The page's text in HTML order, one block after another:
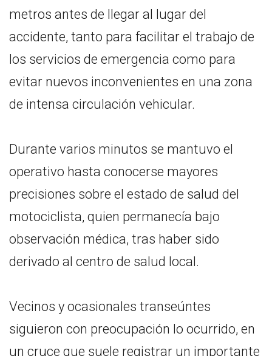
metros antes de llegar al lugar del
accidente, tanto para facilitar el trabajo de
los servicios de emergencia como para
evitar nuevos inconvenientes en una zona
de intensa circulación vehicular.
Durante varios minutos se mantuvo el
operativo hasta conocerse mayores
precisiones sobre el estado de salud del
motociclista, quien permanecía bajo
observación médica, tras haber sido
derivado al centro de salud local.
Vecinos y ocasionales transeúntes
siguieron con preocupación lo ocurrido, en
un cruce que suele registrar un importante